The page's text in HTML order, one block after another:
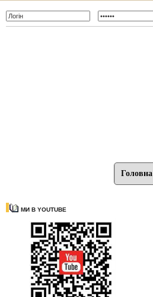
Головна
МИ В YOUTUBE